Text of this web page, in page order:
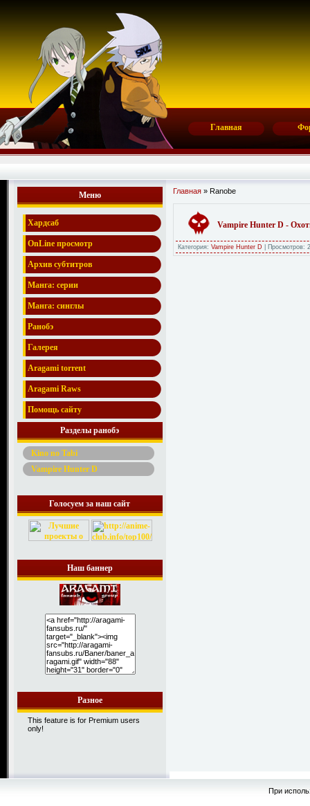
Главная
Меню
Хардсаб
OnLine просмотр
Архив субтитров
Манга: серии
Манга: синглы
Ранобэ
Галерея
Aragami torrent
Aragami Raws
Помощь сайту
Разделы ранобэ
Kino no Tabi
Vampire Hunter D
Голосуем за наш сайт
Наш баннер
Разное
This feature is for Premium users
only!
Главная » Ranobe
Vampire Hunter D -
Категория: Vampire Hunter D Просмотров:
При